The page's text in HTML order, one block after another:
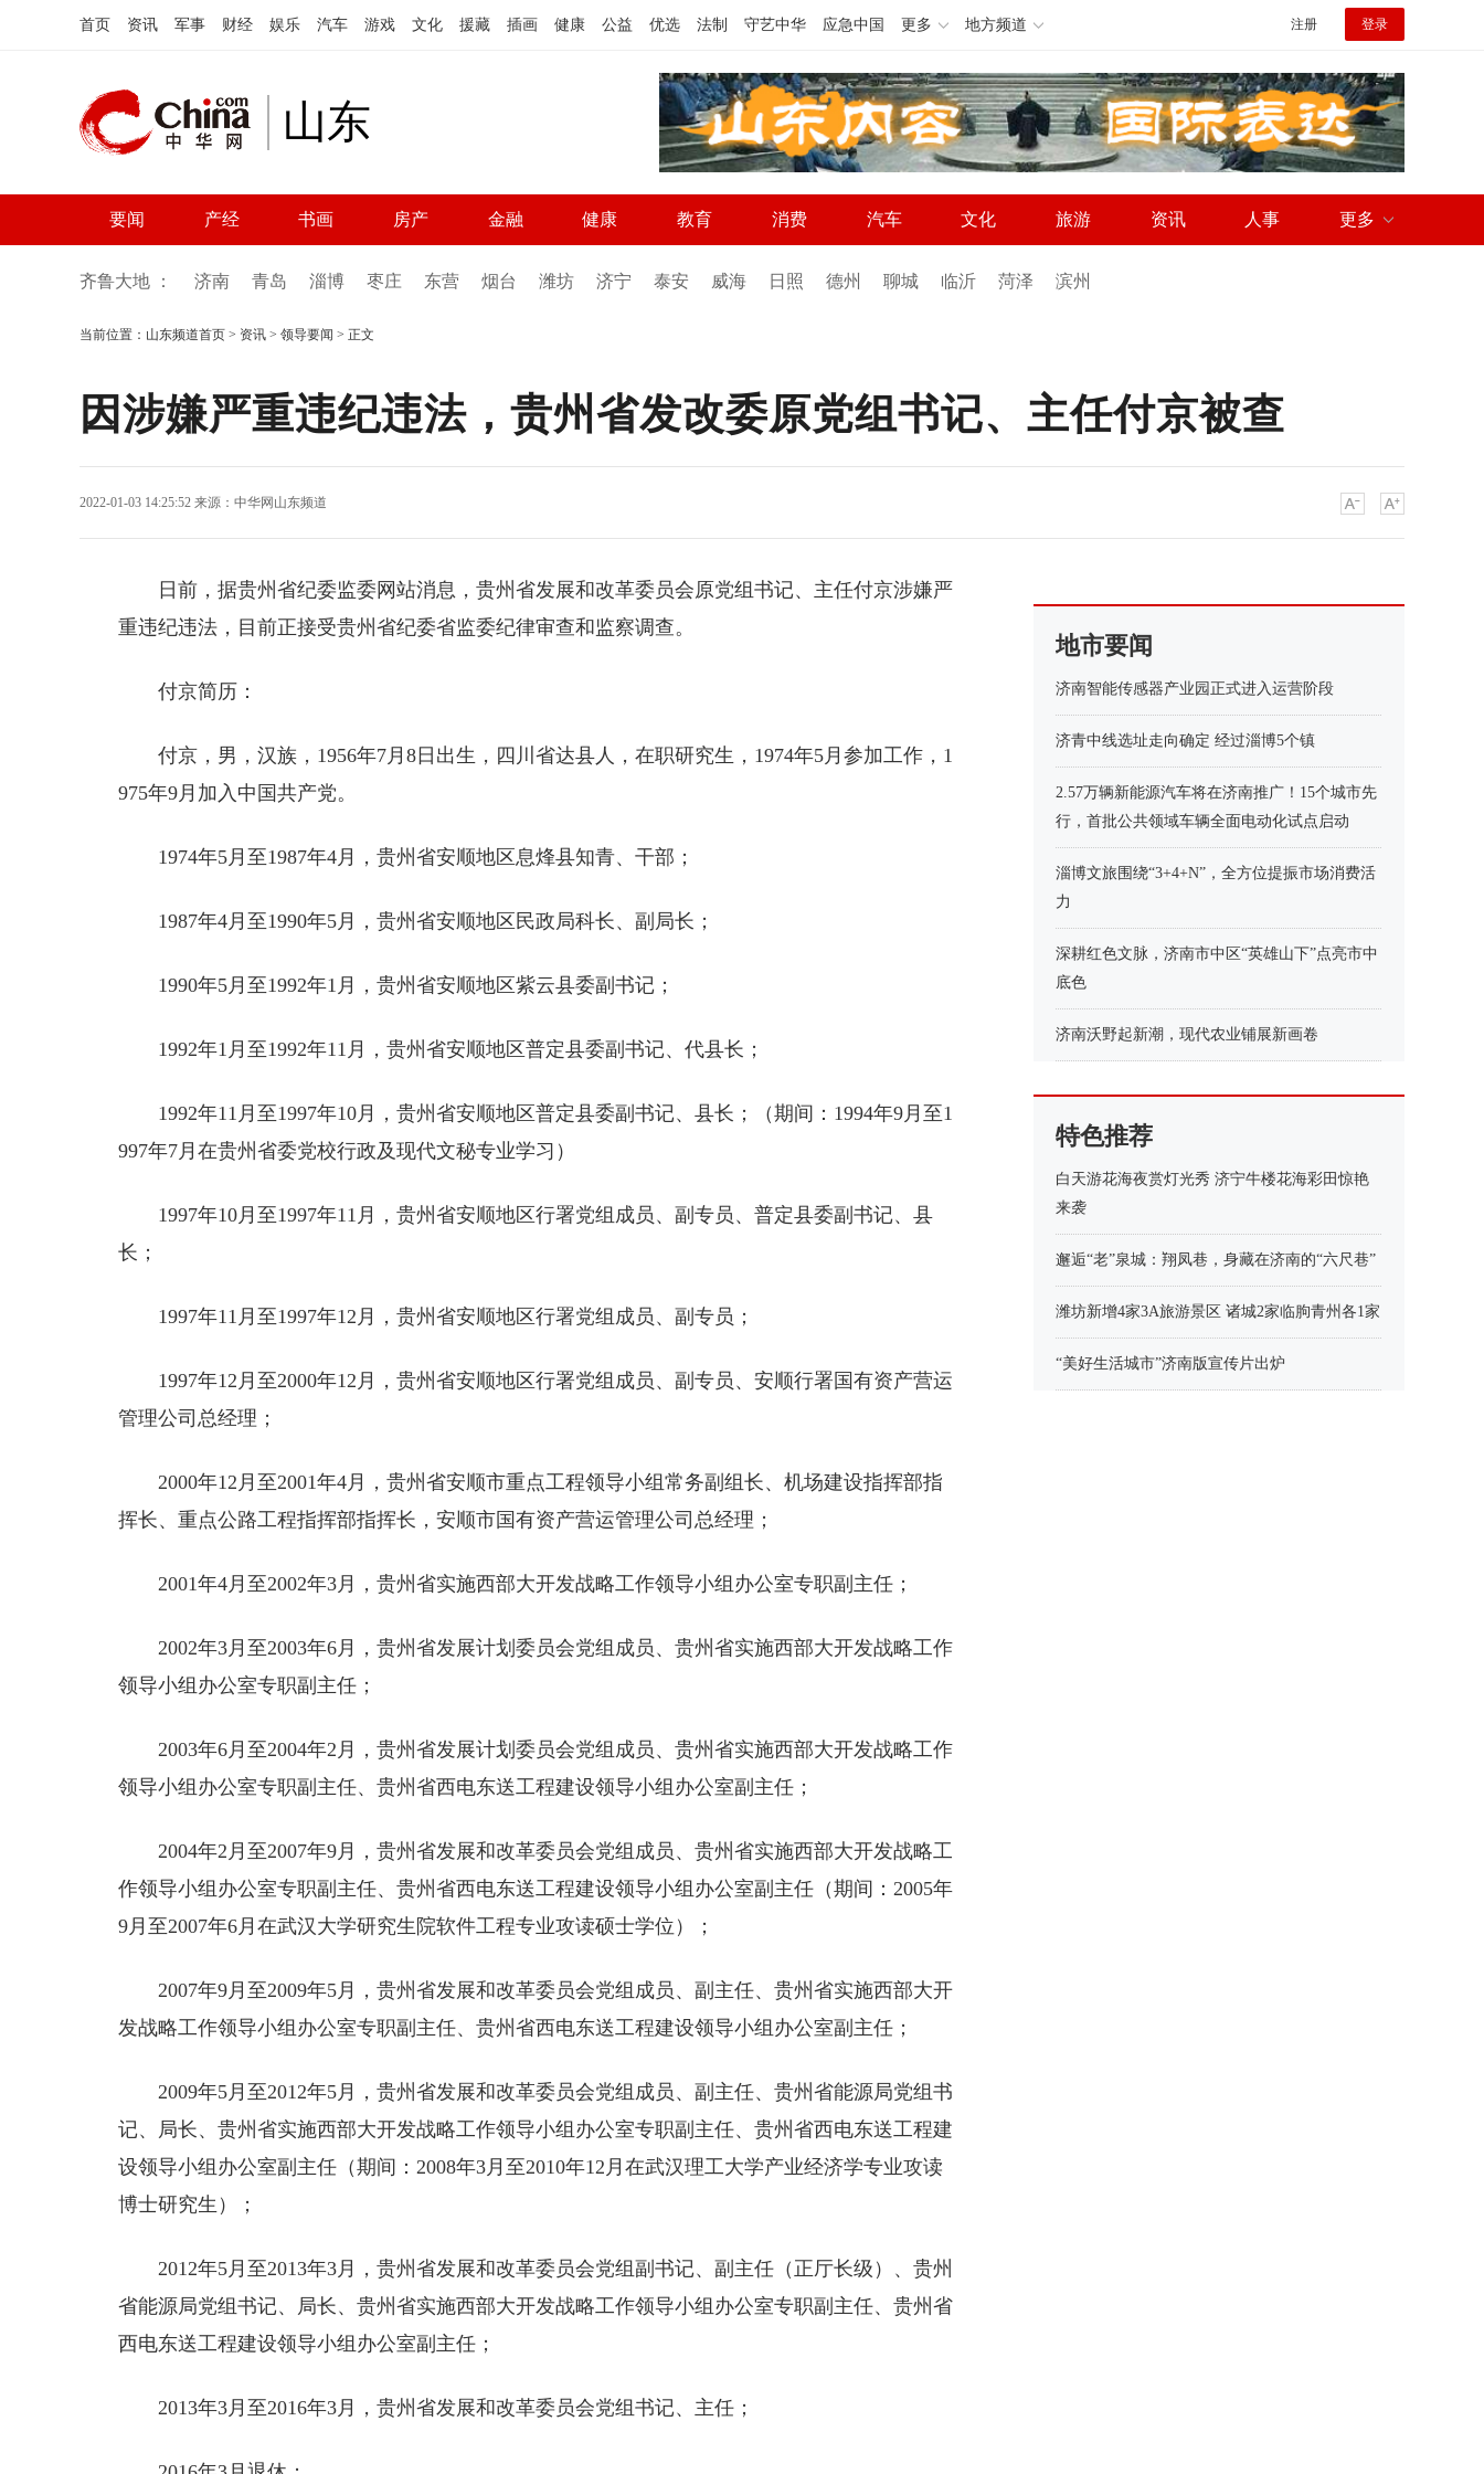
首页 资讯 军事 财经 娱乐 汽车 游戏 文化 援藏 插画 健康 公益 优选 法制 守艺中华 应急中国 更多 地方频道 注册 登录
山东
要闻 产经 书画 房产 金融 健康 教育 消费 汽车 文化 旅游 资讯 人事 更多
齐鲁大地 ： 济南 青岛 淄博 枣庄 东营 烟台 潍坊 济宁 泰安 威海 日照 德州 聊城 临沂 菏泽 滨州
当前位置： 山东频道首页 > 资讯 > 领导要闻 > 正文
因涉嫌严重违纪违法，贵州省发改委原党组书记、主任付京被查
2022-01-03 14:25:52 来源： 中华网山东频道
日前，据贵州省纪委监委网站消息，贵州省发展和改革委员会原党组书记、主任付京涉嫌严
重违纪违法 ，目前正接受贵州省纪委省监委纪律审查和监察调查。
付京简历：
付京，男，汉族，1956年7月8日出生，四川省达县人，在职研究生，1974年5月参加工作，1
975年9月加入中国共产党。
1974年5月至1987年4月，贵州省安顺地区息烽县知青、干部；
1987年4月至1990年5月，贵州省安顺地区民政局科长、副局长；
1990年5月至1992年1月，贵州省安顺地区紫云县委副书记；
1992年1月至1992年11月，贵州省安顺地区普定县委副书记、代县长；
1992年11月至1997年10月，贵州省安顺地区普定县委副书记、县长；（期间：1994年9月至1
997年7月在贵州省委党校行政及现代文秘专业学习）
1997年10月至1997年11月，贵州省安顺地区行署党组成员、副专员、普定县委副书记、县
长；
1997年11月至1997年12月，贵州省安顺地区行署党组成员、副专员；
1997年12月至2000年12月，贵州省安顺地区行署党组成员、副专员、安顺行署国有资产营运
管理公司总经理；
2000年12月至2001年4月，贵州省安顺市重点工程领导小组常务副组长、机场建设指挥部指
挥长、重点公路工程指挥部指挥长，安顺市国有资产营运管理公司总经理；
2001年4月至2002年3月，贵州省实施西部大开发战略工作领导小组办公室专职副主任；
2002年3月至2003年6月，贵州省发展计划委员会党组成员、贵州省实施西部大开发战略工作
领导小组办公室专职副主任；
2003年6月至2004年2月，贵州省发展计划委员会党组成员、贵州省实施西部大开发战略工作
领导小组办公室专职副主任、贵州省西电东送工程建设领导小组办公室副主任；
2004年2月至2007年9月，贵州省发展和改革委员会党组成员、贵州省实施西部大开发战略工
作领导小组办公室专职副主任、贵州省西电东送工程建设领导小组办公室副主任（期间：2005年
9月至2007年6月在武汉大学研究生院软件工程专业攻读硕士学位）；
2007年9月至2009年5月，贵州省发展和改革委员会党组成员、副主任、贵州省实施西部大开
发战略工作领导小组办公室专职副主任、贵州省西电东送工程建设领导小组办公室副主任；
2009年5月至2012年5月，贵州省发展和改革委员会党组成员、副主任、贵州省能源局党组书
记、局长、贵州省实施西部大开发战略工作领导小组办公室专职副主任、贵州省西电东送工程建
设领导小组办公室副主任（期间：2008年3月至2010年12月在武汉理工大学产业经济学专业攻读
博士研究生）；
2012年5月至2013年3月，贵州省发展和改革委员会党组副书记、副主任（正厅长级）、贵州
省能源局党组书记、局长、贵州省实施西部大开发战略工作领导小组办公室专职副主任、贵州省
西电东送工程建设领导小组办公室副主任；
2013年3月至2016年3月，贵州省发展和改革委员会党组书记、主任；
地市要闻
济南智能传感器产业园正式进入运营阶段
济青中线选址走向确定 经过淄博5个镇
2.57万辆新能源汽车将在济南推广！15个城市先
行，首批公共领域车辆全面电动化试点启动
淄博文旅围绕“3+4+N”，全方位提振市场消费活
力
深耕红色文脉，济南市中区“英雄山下”点亮市中
底色
济南沃野起新潮，现代农业铺展新画卷
特色推荐
白天游花海夜赏灯光秀 济宁牛楼花海彩田惊艳
来袭
邂逅“老”泉城：翔凤巷，身藏在济南的“六尺巷”
潍坊新增4家3A旅游景区 诸城2家临朐青州各1家
“美好生活城市”济南版宣传片出炉